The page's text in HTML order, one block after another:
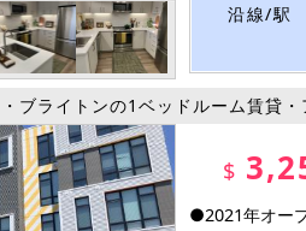
沿線/駅
ブライトンの1ベッドルーム賃貸
$
●2021年オー